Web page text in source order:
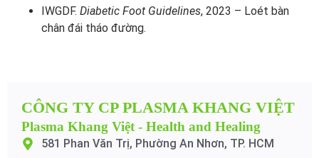
IWGDF. Diabetic Foot Guidelines, 2023 – Loét bàn
chân đái tháo đường.
CÔNG TY CP PLASMA KHANG VIỆT
Plasma Khang Việt - Health and Healing
581 Phan Văn Trị, Phường An Nhơn, TP. HCM